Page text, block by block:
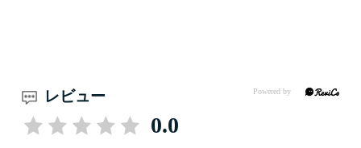
レビュー
0.0